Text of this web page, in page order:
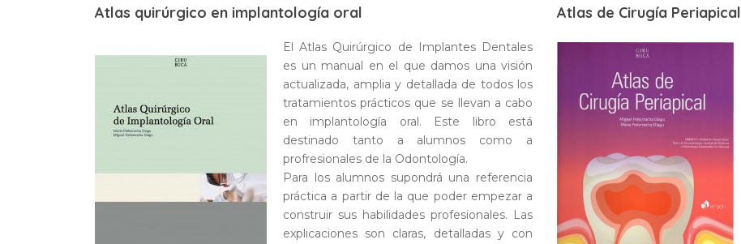
Atlas quirúrgico en implantología oral
El Atlas Quirúrgico de Implantes Dentales
es un manual en el que damos una visión
actualizada, amplia y detallada de todos los
tratamientos prácticos que se llevan a cabo
en implantología oral. Este libro está
destinado tanto a alumnos como a
profresionales de la Odontología.
Para los alumnos supondrá una referencia
práctica a partir de la que poder empezar a
construir sus habilidades profesionales. Las
explicaciones son claras, detalladas y con
Atlas de Cirugía Periapical